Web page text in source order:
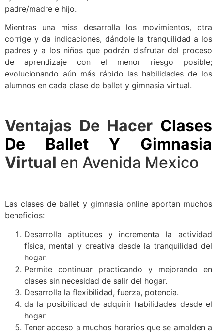
padre/madre e hijo.
Mientras una miss desarrolla los movimientos, otra
corrige y da indicaciones, dándole la tranquilidad a los
padres y a los niños que podrán disfrutar del proceso
de aprendizaje con el menor riesgo posible;
evolucionando aún más rápido las habilidades de los
alumnos en cada clase de ballet y gimnasia virtual.
Ventajas De Hacer Clases
De Ballet Y Gimnasia
Virtual en Avenida Mexico
Las clases de ballet y gimnasia online aportan muchos
beneficios:
Desarrolla aptitudes y incrementa la actividad
física, mental y creativa desde la tranquilidad del
hogar.
Permite continuar practicando y mejorando en
clases sin necesidad de salir del hogar.
Desarrolla la flexibilidad, fuerza, potencia.
da la posibilidad de adquirir habilidades desde el
hogar.
Tener acceso a muchos horarios que se amolden a